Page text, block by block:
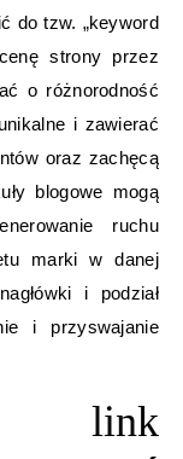
do tzw. „keyword
strony przez
o różnorodność
i zawierać
oraz zachęcą
blogowe mogą
ruchu
marki w danej
i podział
i przyswajanie
link